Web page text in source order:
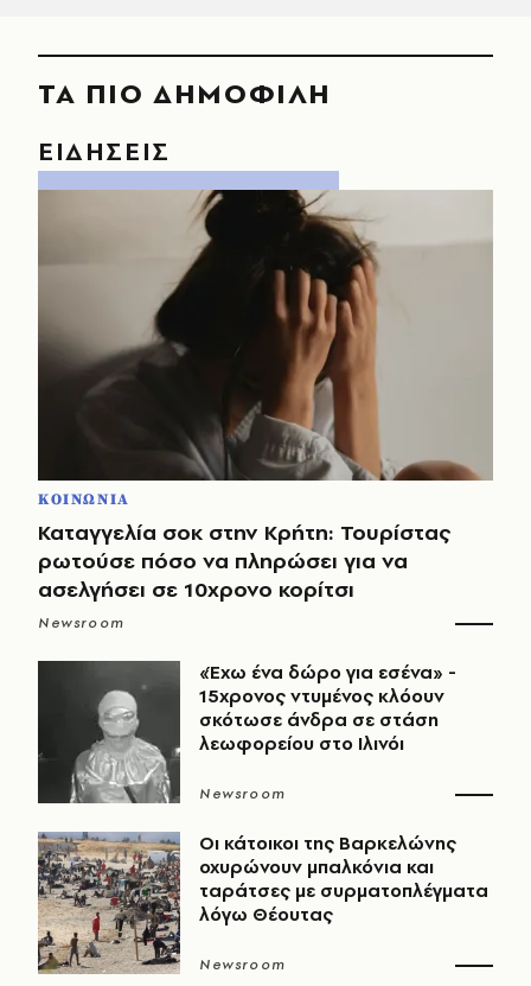
ΤΑ ΠΙΟ ΔΗΜΟΦΙΛΗ
ΕΙΔΗΣΕΙΣ
ΚΟΙΝΩΝΙΑ
Καταγγελία σοκ στην Κρήτη: Τουρίστας
ρωτούσε πόσο να πληρώσει για να
ασελγήσει σε 10χρονο κορίτσι
Newsroom
«Έχω ένα δώρο για εσένα» -
15χρονος ντυμένος κλόουν
σκότωσε άνδρα σε στάση
λεωφορείου στο Ιλινόι
Newsroom
Οι κάτοικοι της Βαρκελώνης
οχυρώνουν μπαλκόνια και
ταράτσες με συρματοπλέγματα
λόγω Θέουτας
Newsroom